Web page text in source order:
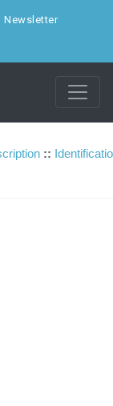
Newsletter
::